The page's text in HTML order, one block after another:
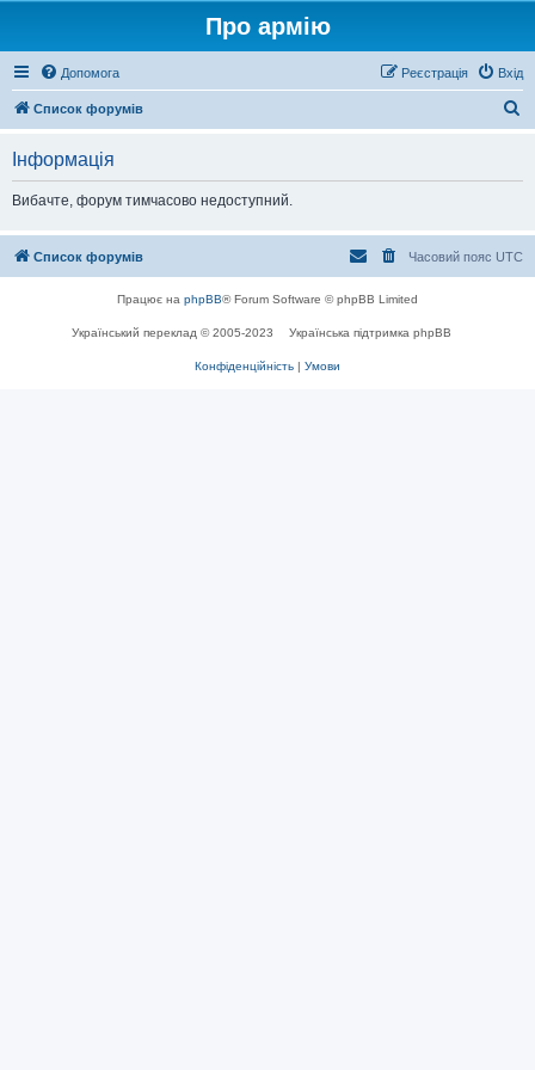
Про армію
Допомога Вхід
Реєстрація
Список форумів
Інформація
Вибачте, форум тимчасово недоступний.
Список форумів Часовий пояс UTC
Працює на phpBB® Forum Software © phpBB Limited
Український переклад © 2005-2023 Українська підтримка phpBB
Конфіденційність | Умови